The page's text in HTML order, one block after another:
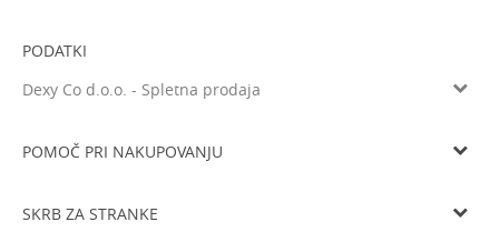
PODATKI
Dexy Co d.o.o. - Spletna prodaja
Tel: 05 933 75 21
POMOČ PRI NAKUPOVANJU
SKRB ZA STRANKE